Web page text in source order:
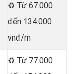
♻️ Từ 67.000
đến 134.000
vnđ/m
♻️ Từ 77.000